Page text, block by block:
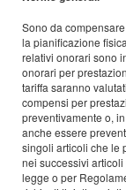
Sono da
la pianificazione
relativi onorari sono
onorari per
tariffa saranno
compensi per
preventivamente o,
anche essere
singoli articoli che le
nei successivi
legge o per